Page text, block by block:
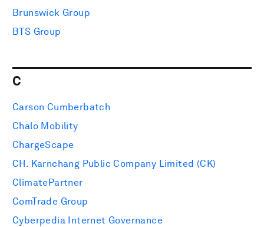
Brunswick Group
BTS Group
C
Carson Cumberbatch
Chalo Mobility
ChargeScape
CH. Karnchang Public Company Limited (CK)
ClimatePartner
ComTrade Group
Cyberpedia Internet Governance